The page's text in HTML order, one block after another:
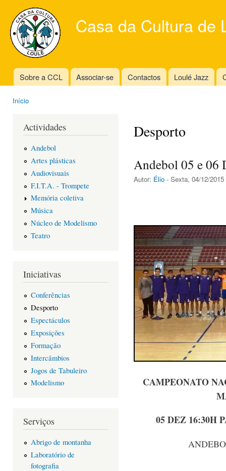
Casa da Cultura de
Main menu
Sobre a CCL Associar-se Contactos Loulé Jazz
Início
Actividades
Andebol
Artes plásticas
Audiovisuais
F.I.T.A. - Trompete
Memória coletiva
Música
Núcleo de Modelismo
Teatro
Iniciativas
Conferências
Desporto
Espectáculos
Exposições
Formação
Intercâmbios
Jogos de Tabuleiro
Modelismo
Serviços
Abrigo de montanha
Laboratório de
fotografia
Desporto
Andebol 05 e 06
Autor: Élio - Sexta, 04/12/2015
CAMPEONATO
05 DEZ 16:30H